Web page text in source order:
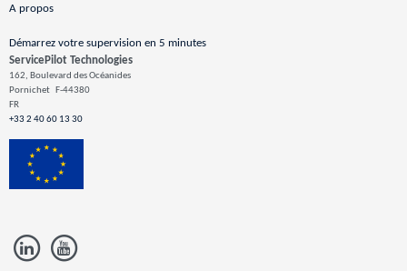
ServicePilot Technologies
162, Boulevard des Océanides
Pornichet F-44380
FR
+33 2 40 60 13 30
A propos
Démarrez votre supervision en 5 minutes